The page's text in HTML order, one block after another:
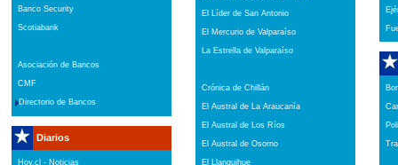
Banco Security
Scotiabank
Asociación de Bancos
CMF
Directorio de Bancos
Diarios
Hoy.cl - Noticias
El Líder de San Antonio
El Mercurio de Valparaíso
La Estrella de Valparaíso
Crónica de Chillán
El Austral de La Araucanía
El Austral de Los Ríos
El Austral de Osorno
El Llanquihue